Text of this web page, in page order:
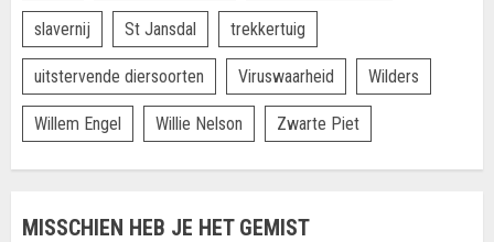
slavernij St Jansdal trekkertuig
uitstervende diersoorten Viruswaarheid Wilders
Willem Engel Willie Nelson Zwarte Piet
MISSCHIEN HEB JE HET GEMIST